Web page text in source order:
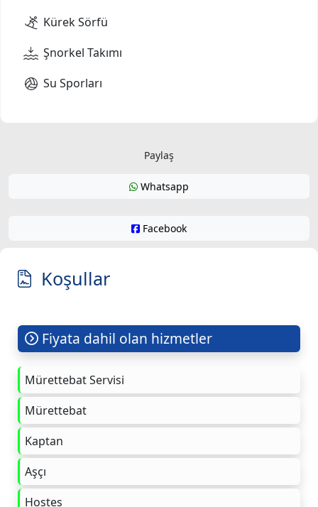
Kürek Sörfü
Şnorkel Takımı
Su Sporları
Paylaş
Whatsapp
Facebook
Koşullar
Fiyata dahil olan hizmetler
Mürettebat Servisi
Mürettebat
Kaptan
Aşçı
Hostes